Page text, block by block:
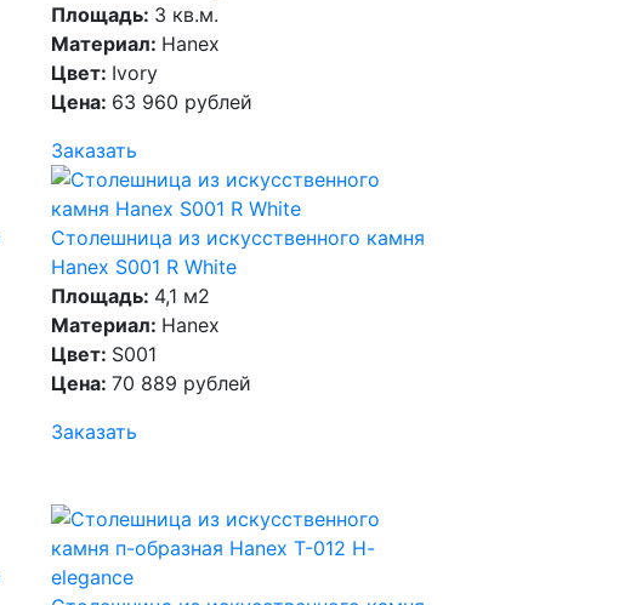
Площадь: 3 кв.м.
Материал: Hanex
Цвет: Ivory
Цена: 63 960 рублей
Заказать
Столешница из искусственного камня
Hanex S001 R White
Площадь: 4,1 м2
Материал: Hanex
Цвет: S001
Цена: 70 889 рублей
Заказать